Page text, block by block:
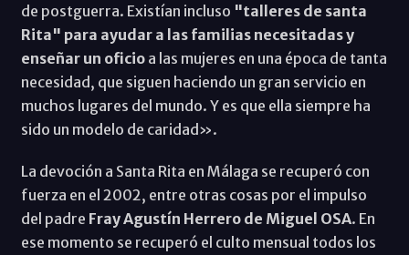
de postguerra. Existían incluso "talleres de santa
Rita" para ayudar a las familias necesitadas y
enseñar un oficioa las mujeres en una época de tanta
necesidad, que siguen haciendo un gran servicio en
muchos lugares del mundo. Y es que ella siempre ha
sido un modelo de caridad».
La devoción a Santa Rita en Málaga se recuperó con
fuerza en el 2002, entre otras cosas por el impulso
del padre Fray Agustín Herrero de Miguel OSA. En
ese momento se recuperó el culto mensual todos los